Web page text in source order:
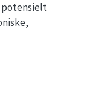
potensielt